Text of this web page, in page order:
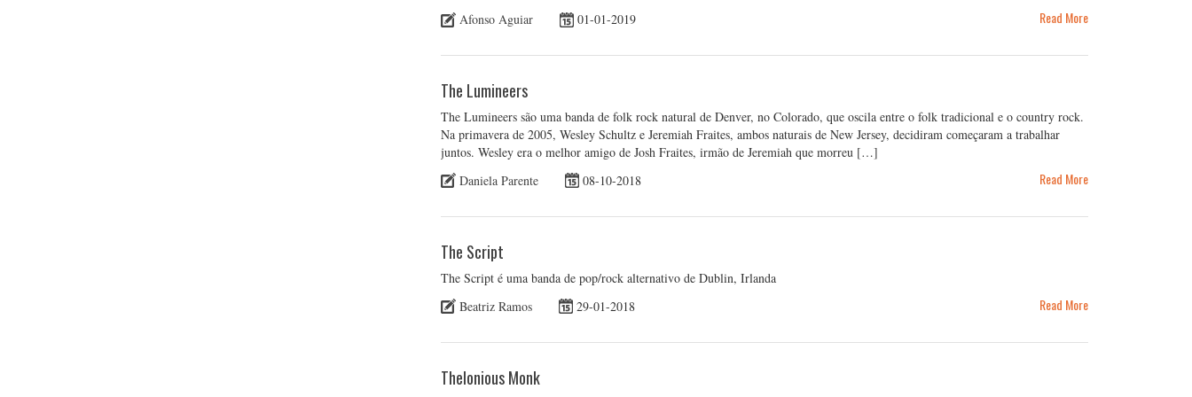
Afonso Aguiar 01-01-2019 Read More
The Lumineers
The Lumineers são uma banda de folk rock natural de Denver, no Colorado, que oscila entre o folk tradicional e o country rock.
Na primavera de 2005, Wesley Schultz e Jeremiah Fraites, ambos naturais de New Jersey, decidiram começaram a trabalhar
juntos. Wesley era o melhor amigo de Josh Fraites, irmão de Jeremiah que morreu […]
Daniela Parente
08-10-2018 Read More
The Script
The Script é uma banda de pop/rock alternativo de Dublin, Irlanda
Beatriz Ramos
29-01-2018 Read More
Thelonious Monk